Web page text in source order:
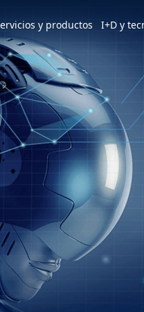
Perfil
Visión y
Fundador
Hitos
Base
y productos
3+3=∞
Enfoque
Diseño
I+D y
Patentes y
Descripción
Instituto de
Descripción
Consorcio
Alianza
eléctricos de
Noticias
Últimas
Conoce
Plantas en
Prensa
HHTD Día
Descripción
Visión y
ESG
Apoyo a
Mensaje del
Comité de
简
Tiếng